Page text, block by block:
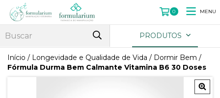
0 MENU
PRODUTOS
Início / Longevidade e Qualidade de Vida / Dormir Bem /
Fórmula Durma Bem Calmante Vitamina B6 30 Doses